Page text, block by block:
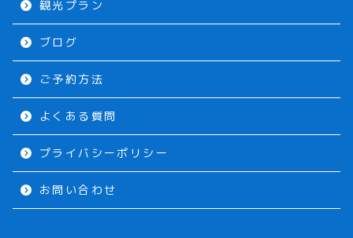
観光プラン
ブログ
ご予約方法
よくある質問
プライバシーポリシー
お問い合わせ